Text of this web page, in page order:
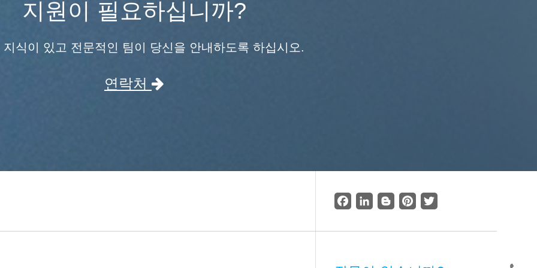
지원이 필요하십니까?
지식이 있고 전문적인 팀이 당신을 안내하도록 하십시오.
연락처
Facebook
LinkedInBloggerPinterestTwitter